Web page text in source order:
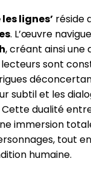
les lignes’ réside
. L’œuvre
, créant ainsi une
sont
subtil et les
dualité
immersion
tout
humaine.